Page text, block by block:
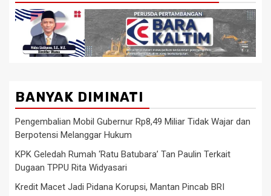
BANYAK DIMINATI
Pengembalian Mobil Gubernur Rp8,49 Miliar Tidak Wajar dan
Berpotensi Melanggar Hukum
KPK Geledah Rumah ‘Ratu Batubara’ Tan Paulin Terkait
Dugaan TPPU Rita Widyasari
Kredit Macet Jadi Pidana Korupsi, Mantan Pincab BRI